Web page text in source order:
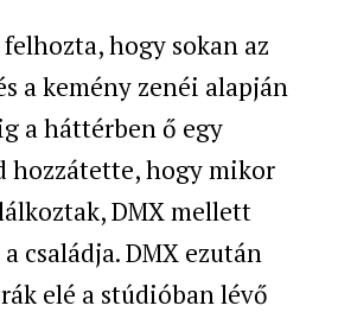
felhozta, hogy sokan az
a kemény zenéi alapján
a háttérben ő egy
hozzátette, hogy mikor
DMX mellett
családja. DMX ezután
elé a stúdióban lévő